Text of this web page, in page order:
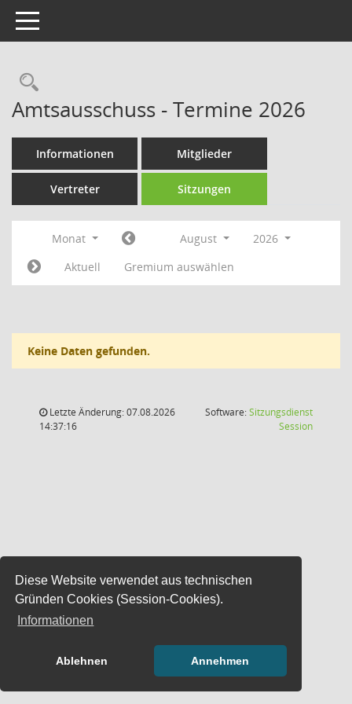
Diese Website verwendet aus technischen
Gründen Cookies (Session-Cookies).
Informationen
Ablehnen Annehmen
Toggle navigation
Rechercheauswahl
Amtsausschuss - Termine 2026
Informationen Mitglieder
Vertreter Sitzungen
Monat August
2026
Aktuell
Gremium auswählen
Keine Daten gefunden.
Letzte Änderung: 07.08.2026
14:37:16
Software:Sitzungsdienst
Session(Wird in